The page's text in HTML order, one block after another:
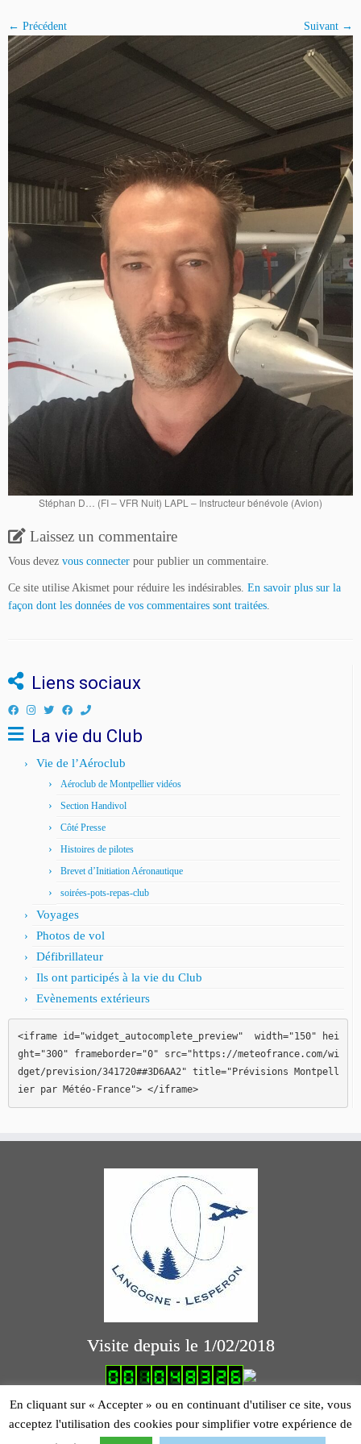
← Précédent Suivant →
Stéphan D… (FI – VFR Nuit) LAPL – Instructeur bénévole (Avion)
Laissez un commentaire
Vous devez vous connecter pour publier un commentaire.
Ce site utilise Akismet pour réduire les indésirables. En savoir plus sur la
façon dont les données de vos commentaires sont traitées
Liens sociaux
La vie du Club
Vie de l’Aéroclub
Aéroclub de Montpellier vidéos
Section Handivol
Côté Presse
Histoires de pilotes
Brevet d’Initiation Aéronautique
soirées-pots-repas-club
Voyages
Photos de vol
Défibrillateur
Ils ont participés à la vie du Club
Evènements extérieurs
<iframe id="widget_autocomplete_preview"  width="150" hei
ght="300" frameborder="0" src="https://meteofrance.com/wi
dget/prevision/341720##3D6AA2" title="Prévisions Montpell
ier par Météo-France"> </iframe>
Visite depuis le 1/02/2018
Mentions légales
En cliquant sur « Accepter » ou en continuant d'utiliser ce site, vous
acceptez l'utilisation des cookies pour simplifier votre expérience de